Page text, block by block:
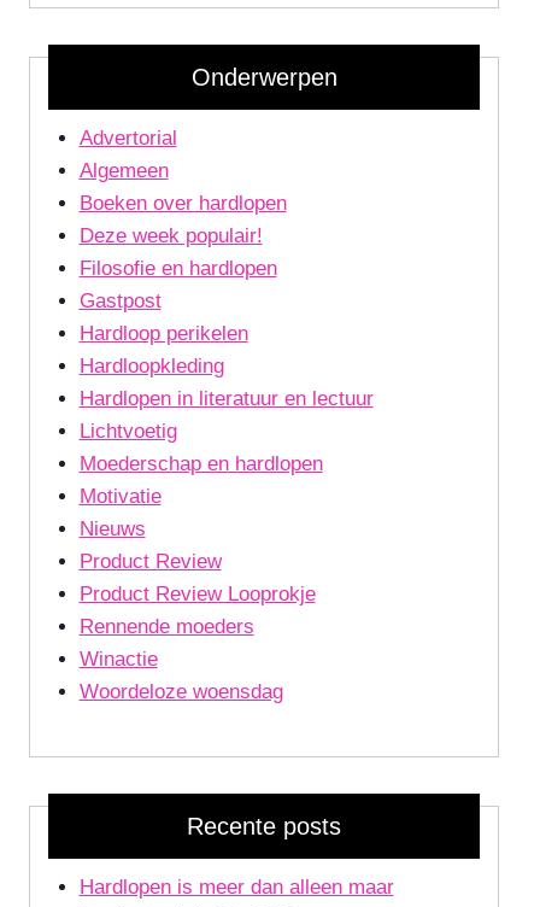
Onderwerpen
Advertorial
Algemeen
Boeken over hardlopen
Deze week populair!
Filosofie en hardlopen
Gastpost
Hardloop perikelen
Hardloopkleding
Hardlopen in literatuur en lectuur
Lichtvoetig
Moederschap en hardlopen
Motivatie
Nieuws
Product Review
Product Review Looprokje
Rennende moeders
Winactie
Woordeloze woensdag
Recente posts
Hardlopen is meer dan alleen maar